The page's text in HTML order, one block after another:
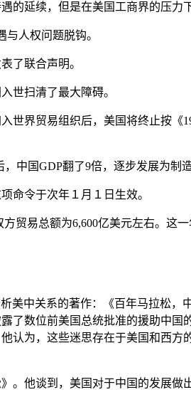
的延续，但是在美国工商界的压力
人权问题脱钩。
了联合声明。
世扫清了最大障碍。
界贸易组织后，美国将终止按《
中国GDP翻了9倍，逐步发展为制
命令于次年１月１日生效。
贸易总额为6,600亿美元左右。这
中关系的著作：《百年马拉松，
披露了数位前美国总统批准的援助
认为，这些迷思存在于美国和西
。他谈到，美国对于中国的发展